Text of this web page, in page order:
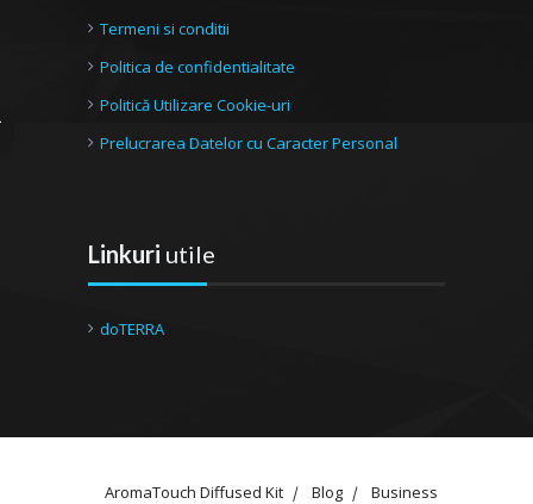
Termeni si conditii
Politica de confidentialitate
Politică Utilizare Cookie-uri
Prelucrarea Datelor cu Caracter Personal
Linkuri utile
doTERRA
AromaTouch Diffused Kit Blog Business